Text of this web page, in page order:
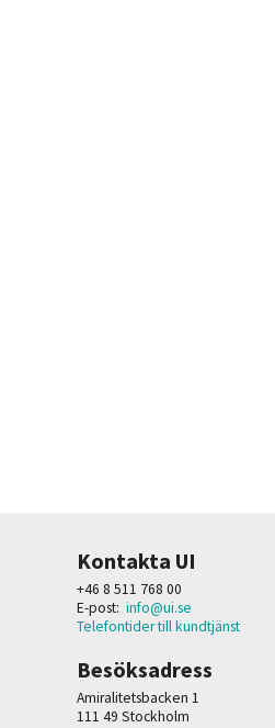
Kontakta UI
+46 8 511 768 00
E-post: info@ui.se
Telefontider till kundtjänst
Besöksadress
Amiralitetsbacken 1
111 49 Stockholm